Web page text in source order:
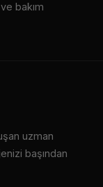
bakım
uzman
başından